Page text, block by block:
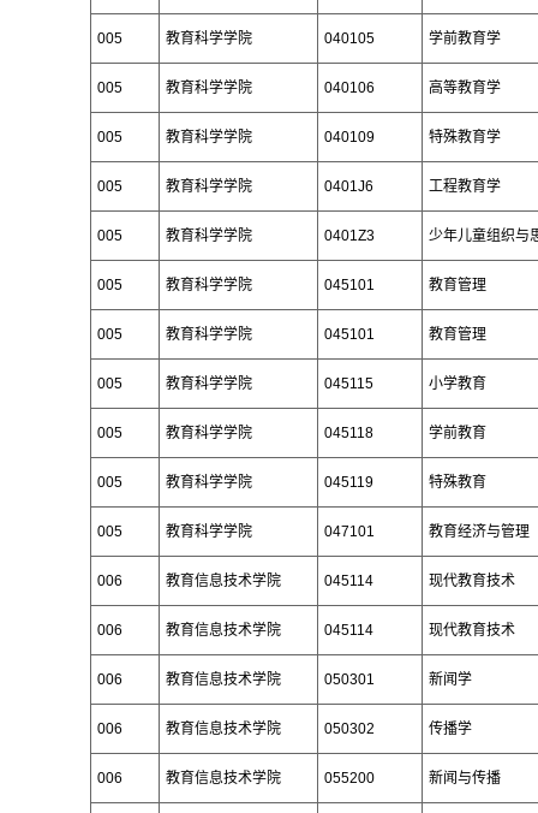
005 教育科学学院 040105 学前教育学
005 教育科学学院 040106 高等教育学
005 教育科学学院 040109 特殊教育学
005 教育科学学院 0401J6 工程教育学
005 教育科学学院 0401Z3 少年儿童组织与
005 教育科学学院 045101 教育管理
005 教育科学学院 045101 教育管理
005 教育科学学院 045115 小学教育
005 教育科学学院 045118 学前教育
005 教育科学学院 045119 特殊教育
005 教育科学学院 047101 教育经济与管理
006 教育信息技术学院 045114 现代教育技术
006 教育信息技术学院 045114 现代教育技术
006 教育信息技术学院 050301 新闻学
006 教育信息技术学院 050302 传播学
006 教育信息技术学院 055200 新闻与传播